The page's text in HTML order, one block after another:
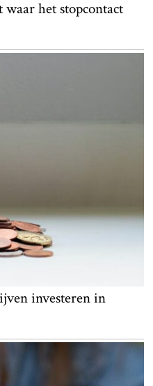
het stopcontact
investeren in